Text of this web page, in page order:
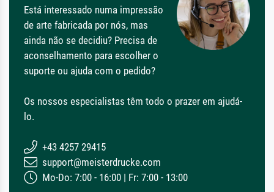
Está interessado numa impressão
de arte fabricada por nós, mas
ainda não se decidiu? Precisa de
aconselhamento para escolher o
suporte ou ajuda com o pedido?
Os nossos especialistas têm todo o prazer em ajudá-
lo.
+43 4257 29415
support@meisterdrucke.com
Mo-Do: 7:00 - 16:00 | Fr: 7:00 - 13:00